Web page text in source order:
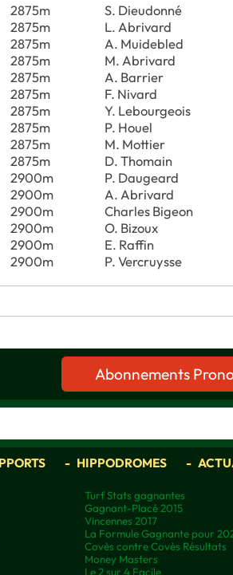
2875m S. Dieudonné
2875m L. Abrivard
2875m A. Muidebled
2875m M. Abrivard
2875m A. Barrier
2875m F. Nivard
2875m Y. Lebourgeois
2875m P. Houel
2875m M. Mottier
2875m D. Thomain
2900m P. Daugeard
2900m A. Abrivard
2900m Charles Bigeon
2900m O. Bizoux
2900m E. Raffin
2900m P. Vercruysse
Abonnements
HIPPODROMES
Turf Stats gagnantes
Gagnant-Placé 2015
Vincennes 2017
La Formule Gagnante pour
Covès contre Covès Résultats
Money Masters
Le 2 sur 4 Facile